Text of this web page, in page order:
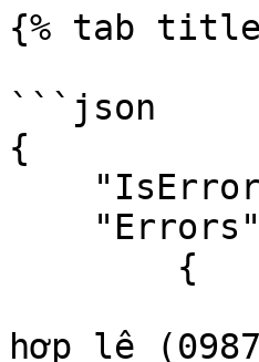
{% tab
```json
{
hợp lệ